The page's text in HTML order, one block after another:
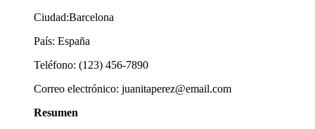
Ciudad:Barcelona
País: España
Teléfono: (123) 456-7890
Correo electrónico: juanitaperez@email.com
Resumen